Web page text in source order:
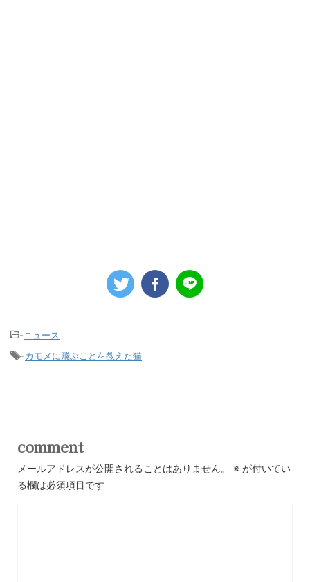
-ニュース
-カモメに飛ぶことを教えた猫
comment
メールアドレスが公開されることはありません。 ※ が付いてい
る欄は必須項目です